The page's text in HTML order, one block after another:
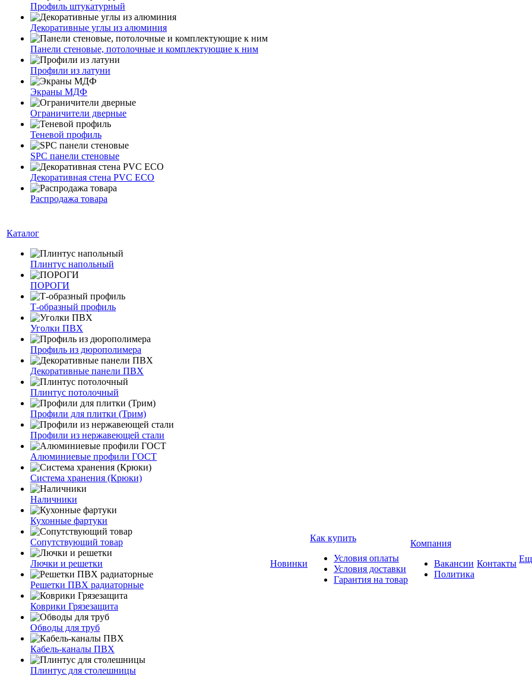
Профиль штукатурный
Декоративные углы из алюминия
Панели стеновые, потолочные и комплектующие к ним
Профили из латуни
Экраны МДФ
Ограничители дверные
Теневой профиль
SPC панели стеновые
Декоративная стена PVC ECO
Распродажа товара
Каталог
Плинтус напольный
ПОРОГИ
Т-образный профиль
Уголки ПВХ
Профиль из дюрополимера
Декоративные панели ПВХ
Плинтус потолочный
Профили для плитки (Трим)
Профили из нержавеющей стали
Алюминиевые профили ГОСТ
Система хранения (Крюки)
Наличники
Кухонные фартуки
Сопутствующий товар
Лючки и решетки
Решетки ПВХ радиаторные
Коврики Грязезащита
Обводы для труб
Кабель-каналы ПВХ
Плинтус для столешницы
Новинки
Как купить
Условия оплаты
Условия доставки
Гарантия на товар
Компания
Вакансии
Политика
Контакты